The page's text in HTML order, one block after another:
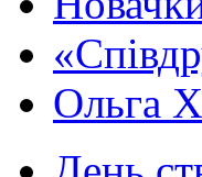
Ольга